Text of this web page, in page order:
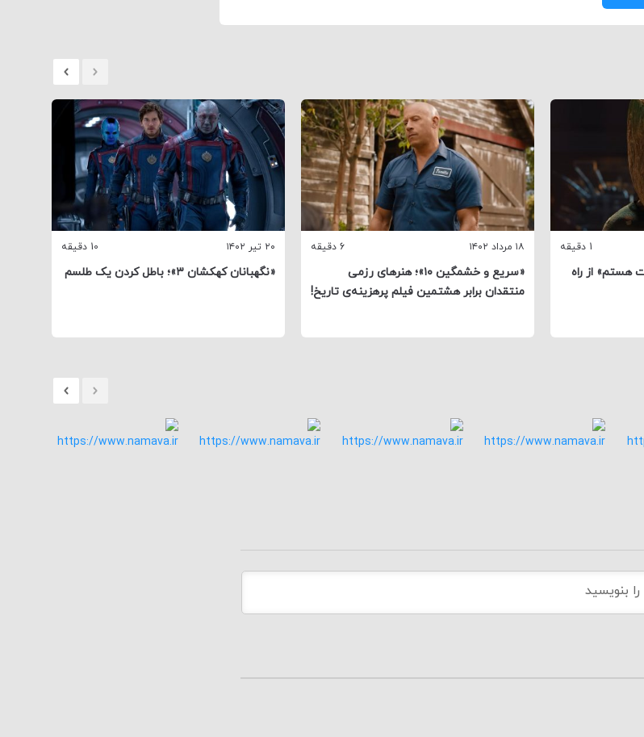
1 دقیقه
هستم» از راه
۱۸ مرداد ۱۴۰۲ 6 دقیقه
«سریع و خشمگین ۱۰»؛ هنرهای رزمی
منتقدان برابر هشتمین فیلم پرهزینه‌ی تاریخ!
۲۰ تیر ۱۴۰۲ 10 دقیقه
«نگهبانان کهکشان ۳»؛ باطل کردن یک طلسم